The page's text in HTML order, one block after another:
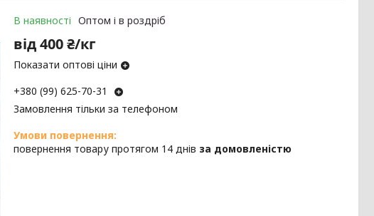
В наявності Оптом і в роздріб
від400 ₴/кг
Показати оптові ціни
+380 (99) 625-70-31
Замовлення тільки за телефоном
повернення товару протягом 14 днів за домовленістю